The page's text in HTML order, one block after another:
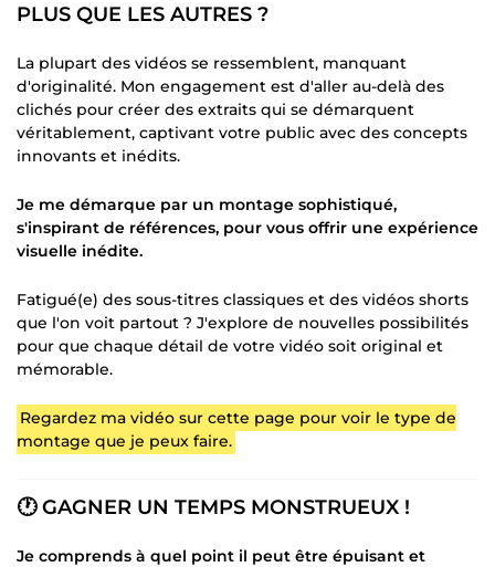
PLUS QUE LES AUTRES ?
La plupart des vidéos se ressemblent, manquant
d'originalité. Mon engagement est d'aller au-delà des
clichés pour créer des extraits qui se démarquent
véritablement, captivant votre public avec des concepts
innovants et inédits.
Je me démarque par un montage sophistiqué,
s'inspirant de références, pour vous offrir une expérience
visuelle inédite.
Fatigué(e) des sous-titres classiques et des vidéos shorts
que l'on voit partout ? J'explore de nouvelles possibilités
pour que chaque détail de votre vidéo soit original et
mémorable.
Regardez ma vidéo sur cette page pour voir le type de
montage que je peux faire.
🕐 GAGNER UN TEMPS MONSTRUEUX !
Je comprends à quel point il peut être épuisant et